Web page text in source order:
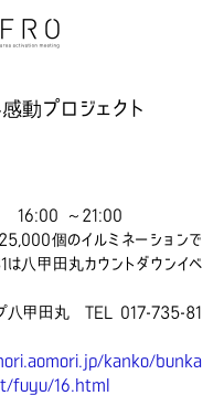
せ
動プロジェクト
16:00 ～21:00
個のイルミネーションで
八甲田丸カウントダウンイベ
プ八甲田丸 TEL 017-735-81
kanko/bunka
fuyu/16.html